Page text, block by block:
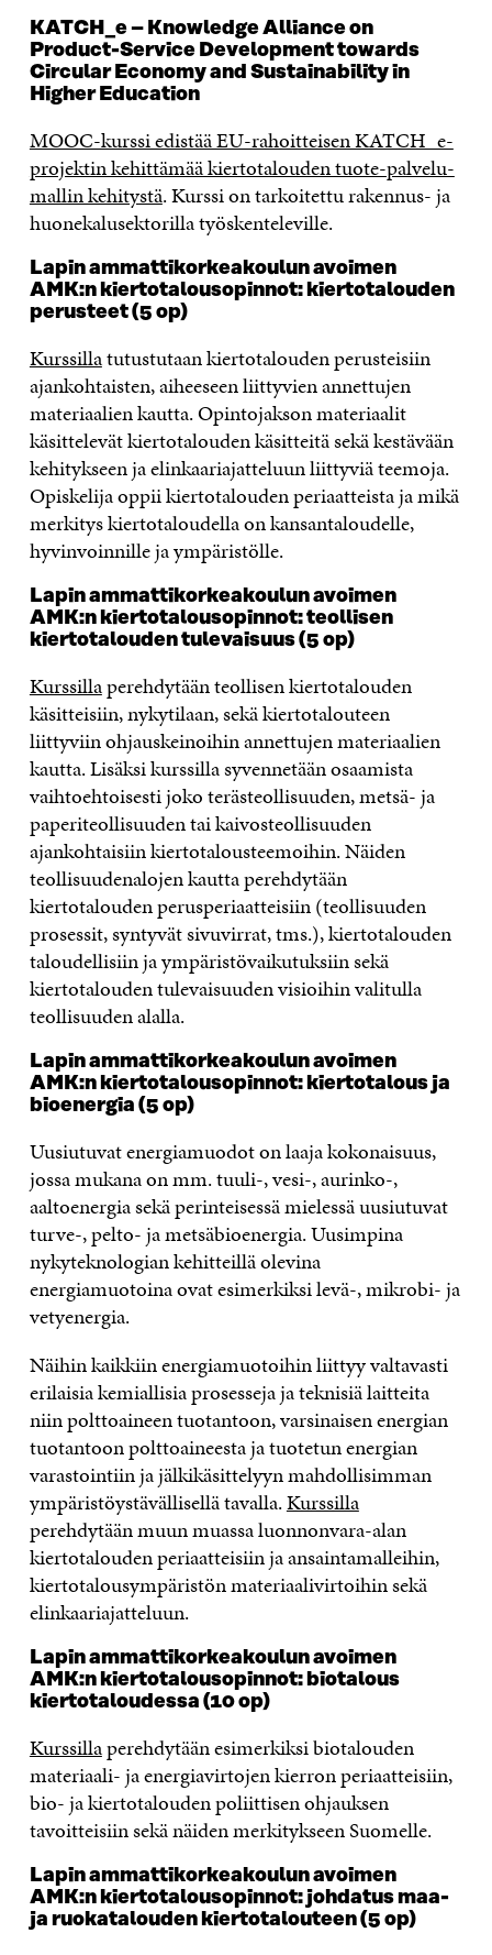
KATCH_e – Knowledge Alliance on
Product-Service Development towards
Circular Economy and Sustainability in
Higher Education
MOOC-kurssi edistää EU-rahoitteisen KATCH_e-
projektin kehittämää kiertotalouden tuote-palvelu-
mallin kehitystä. Kurssi on tarkoitettu rakennus- ja
huonekalusektorilla työskenteleville.
Lapin ammattikorkeakoulun avoimen
AMK:n kiertotalousopinnot: kiertotalouden
perusteet (5 op)
Kurssillatutustutaan kiertotalouden perusteisiin
ajankohtaisten, aiheeseen liittyvien annettujen
materiaalien kautta. Opintojakson materiaalit
käsittelevät kiertotalouden käsitteitä sekä kestävään
kehitykseen ja elinkaariajatteluun liittyviä teemoja.
Opiskelija oppii kiertotalouden periaatteista ja mikä
merkitys kiertotaloudella on kansantaloudelle,
hyvinvoinnille ja ympäristölle.
Lapin ammattikorkeakoulun avoimen
AMK:n kiertotalousopinnot: teollisen
kiertotalouden tulevaisuus (5 op)
Kurssillaperehdytään teollisen kiertotalouden
käsitteisiin, nykytilaan, sekä kiertotalouteen
liittyviin ohjauskeinoihin annettujen materiaalien
kautta. Lisäksi kurssilla syvennetään osaamista
vaihtoehtoisesti joko terästeollisuuden, metsä- ja
paperiteollisuuden tai kaivosteollisuuden
ajankohtaisiin kiertotalousteemoihin. Näiden
teollisuudenalojen kautta perehdytään
kiertotalouden perusperiaatteisiin (teollisuuden
prosessit, syntyvät sivuvirrat, tms.), kiertotalouden
taloudellisiin ja ympäristövaikutuksiin sekä
kiertotalouden tulevaisuuden visioihin valitulla
teollisuuden alalla.
Lapin ammattikorkeakoulun avoimen
AMK:n kiertotalousopinnot: kiertotalous ja
bioenergia (5 op)
Uusiutuvat energiamuodot on laaja kokonaisuus,
jossa mukana on mm. tuuli-, vesi-, aurinko-,
aaltoenergia sekä perinteisessä mielessä uusiutuvat
turve-, pelto- ja metsäbioenergia. Uusimpina
nykyteknologian kehitteillä olevina
energiamuotoina ovat esimerkiksi levä-, mikrobi- ja
vetyenergia.
Näihin kaikkiin energiamuotoihin liittyy valtavasti
erilaisia kemiallisia prosesseja ja teknisiä laitteita
niin polttoaineen tuotantoon, varsinaisen energian
tuotantoon polttoaineesta ja tuotetun energian
varastointiin ja jälkikäsittelyyn mahdollisimman
ympäristöystävällisellä tavalla.Kurssilla
perehdytään muun muassa luonnonvara-alan
kiertotalouden periaatteisiin ja ansaintamalleihin,
kiertotalousympäristön materiaalivirtoihin sekä
elinkaariajatteluun.
Lapin ammattikorkeakoulun avoimen
AMK:n kiertotalousopinnot: biotalous
kiertotaloudessa (10 op)
Kurssillaperehdytään esimerkiksi biotalouden
materiaali- ja energiavirtojen kierron periaatteisiin,
bio- ja kiertotalouden poliittisen ohjauksen
tavoitteisiin sekä näiden merkitykseen Suomelle.
Lapin ammattikorkeakoulun avoimen
AMK:n kiertotalousopinnot: johdatus maa-
ja ruokatalouden kiertotalouteen (5 op)